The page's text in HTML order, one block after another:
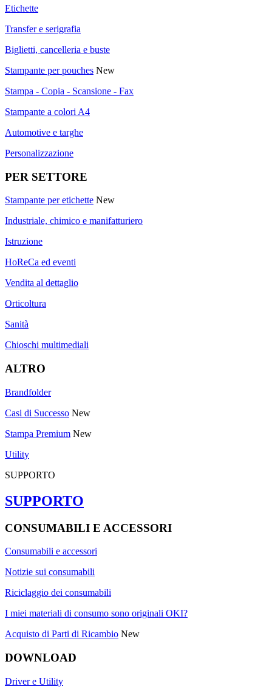
Etichette
Transfer e serigrafia
Biglietti, cancelleria e buste
Stampante per pouches New
Stampa - Copia - Scansione - Fax
Stampante a colori A4
Automotive e targhe
Personalizzazione
PER SETTORE
Stampante per etichette New
Industriale, chimico e manifatturiero
Istruzione
HoReCa ed eventi
Vendita al dettaglio
Orticoltura
Sanità
Chioschi multimediali
ALTRO
Brandfolder
Casi di Successo New
Stampa Premium New
Utility
SUPPORTO
SUPPORTO
CONSUMABILI E ACCESSORI
Consumabili e accessori
Notizie sui consumabili
Riciclaggio dei consumabili
I miei materiali di consumo sono originali OKI?
Acquisto di Parti di Ricambio New
DOWNLOAD
Driver e Utility